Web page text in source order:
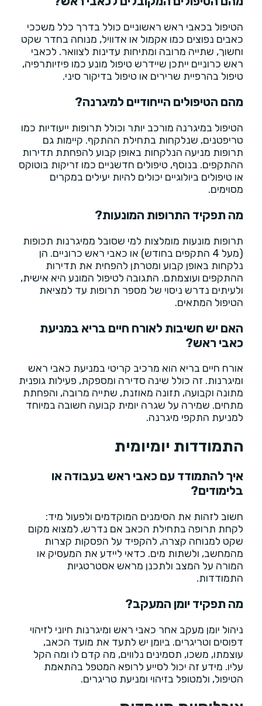
הטיפול בכאבי ראש ראשוניים כולל בדרך כלל משככי
כאבים נפוצים כמו אקמול או אדוויל, מנוחה בחדר שקט
וחשוך, שתייה מרובה ומתיחות עדינות לצוואר. לכאבי
ראש כרוניים ייתכן שיידרש טיפול מונע כמו פיזיותרפיה,
טיפול בהרפיית שרירים או טיפול בדיקור סיני.
מהם הטיפולים הייחודיים למיגרנה?
הטיפול במיגרנה מורכב יותר וכולל תרופות ייעודיות כמו
טריפטנים, שנלקחות בתחילת ההתקף. קיימות גם
תרופות מניעה הנלקחות באופן קבוע להפחתת תדירות
ההתקפים. בנוסף, טיפולים חדשניים כמו זריקות בוטוקס
או טיפולים ביולוגיים יכולים להיות יעילים במקרים
מסוימים.
מה תפקיד התרופות המונעות?
תרופות מונעות מומלצות למי שסובל ממיגרנות תכופות
(מעל 4 התקפים בחודש) או כאבי ראש כרוניים. הן
נלקחות באופן קבוע ומטרתן להפחית את תדירות
ההתקפים ועוצמתם. התגובה לטיפול המונע היא אישית,
ולעיתים נדרש ניסוי של מספר תרופות עד למציאת
הטיפול המתאים.
האם יש חשיבות לאורח חיים בריא במניעת
כאבי ראש?
אורח חיים בריא הוא מרכיב קריטי במניעת כאבי ראש
ומיגרנות. זה כולל שינה סדירה ומספקת, פעילות גופנית
מתונה וקבועה, תזונה מאוזנת, שתייה מרובה, והפחתת
מתחים. שמירה על שגרה יומית קבועה חשובה במיוחד
למניעת התקפי מיגרנה.
התמודדות יומיומית
איך להתמודד עם כאבי ראש בעבודה או
בלימודים?
חשוב לזהות את הסימנים המוקדמים ולפעול מיד:
לקחת תרופה בתחילת הכאב אם נדרש, למצוא מקום
שקט למנוחה קצרה, להקפיד על הפסקות קצרות
מהמחשב, ולשתות מים. כדאי ליידע את המעסיק או
המורה על המצב ולתכנן מראש אסטרטגיות
התמודדות.
מה תפקיד יומן המעקב?
ניהול יומן מעקב אחר כאבי ראש ומיגרנות חיוני לזיהוי
דפוסים וטריגרים. ביומן יש לתעד את מועד הכאב,
עוצמתו, משכו, תסמינים נלווים, מה קדם לו ומה הקל
עליו. מידע זה יכול לסייע לרופא המטפל בהתאמת
הטיפול, ולמטופל בזיהוי ומניעת טריגרים.